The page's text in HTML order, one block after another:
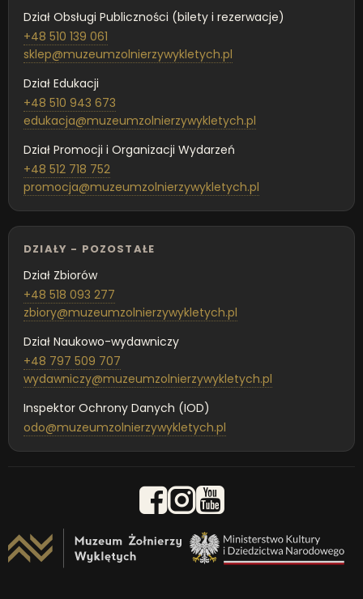
Dział Obsługi Publiczności (bilety i rezerwacje)
+48 510 139 061
sklep@muzeumzolnierzywykletych.pl
Dział Edukacji
+48 510 943 673
edukacja@muzeumzolnierzywykletych.pl
Dział Promocji i Organizacji Wydarzeń
+48 512 718 752
promocja@muzeumzolnierzywykletych.pl
DZIAŁY - POZOSTAŁE
Dział Zbiorów
+48 518 093 277
zbiory@muzeumzolnierzywykletych.pl
Dział Naukowo-wydawniczy
+48 797 509 707
wydawniczy@muzeumzolnierzywykletych.pl
Inspektor Ochrony Danych (IOD)
odo@muzeumzolnierzywykletych.pl